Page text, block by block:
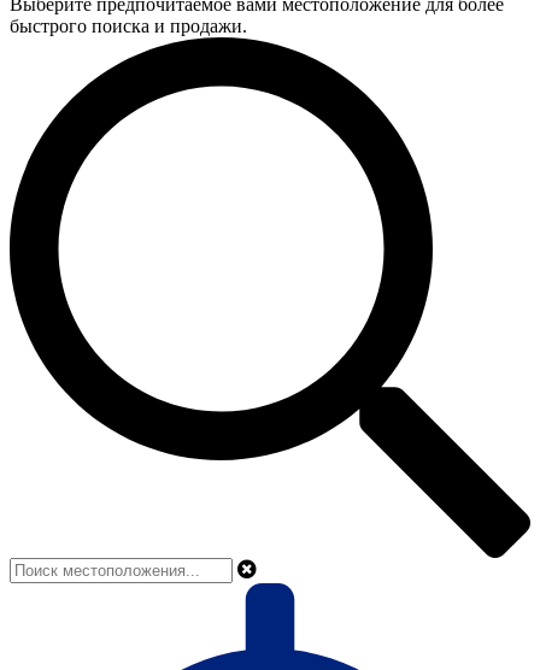
Выберите предпочитаемое вами местоположение для более
быстрого поиска и продажи.